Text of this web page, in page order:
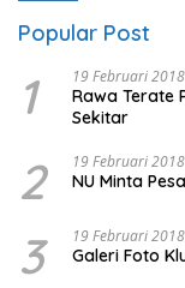
Popular Post
1 19 Februari 2018
Rawa Terate
Sekitar
2 19 Februari 2018
NU Minta
3 19 Februari 2018
Galeri Foto